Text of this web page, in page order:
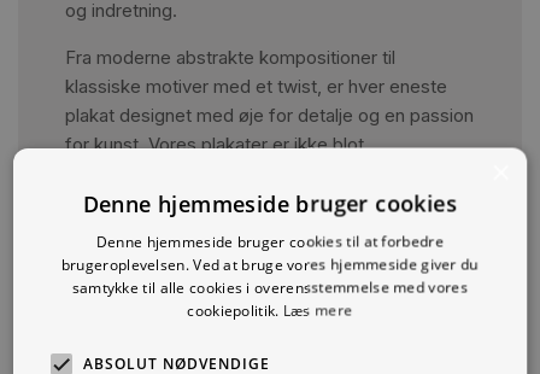
og indretning.
Fra moderne abstrakte kompositioner til
klassiske motiver med et twist, er hver eneste
plakat designet med øje for detalje og en passion
for kunst. Vores plakater er ikke blot
rum til live, og som reflekterer din personlige stil.
Se alle
Denne hjemmeside bruger cookies
Denne hjemmeside bruger cookies til at forbedre
brugeroplevelsen. Ved at bruge vores hjemmeside giver du
samtykke til alle cookies i overensstemmelse med vores
cookiepolitik. Læs mere
ABSOLUT NØDVENDIGE